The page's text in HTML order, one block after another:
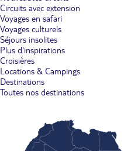
Circuits avec extension
Voyages en safari
Voyages culturels
Séjours insolites
Plus d'inspirations
Croisières
Locations & Campings
Destinations
Toutes nos destinations